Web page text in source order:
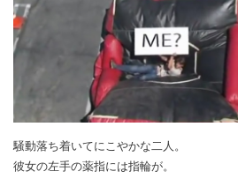
騒動落ち着いてにこやかな二人。
彼女の左手の薬指には指輪が。